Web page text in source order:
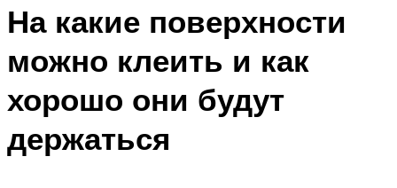
На какие поверхности
можно клеить и как
хорошо они будут
держаться